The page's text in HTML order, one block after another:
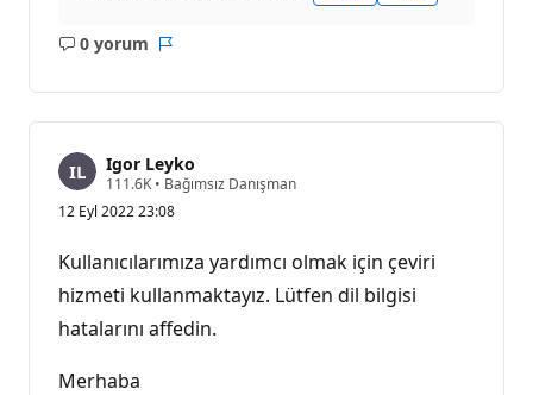
0 yorum
Açıklama
Igor Leyko
111.6K S
y
ı
n
l
ı
k
• Bağımsız Danışman
12 Eyl 2022 23:08
Kullanıcılarımıza yardımcı olmak için çeviri
hizmeti kullanmaktayız. Lütfen dil bilgisi
hatalarını affedin.
Merhaba